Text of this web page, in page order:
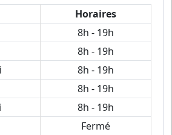
Horaires
8h - 19h
8h - 19h
8h - 19h
8h - 19h
8h - 19h
Fermé